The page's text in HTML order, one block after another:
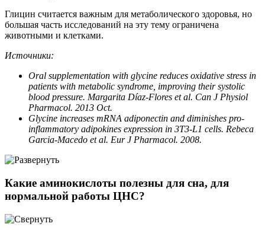
Глицин считается важным для метаболического здоровья, но
большая часть исследований на эту тему ограничена
животными и клетками.
Источники:
Oral supplementation with glycine reduces oxidative stress in
patients with metabolic syndrome, improving their systolic
blood pressure. Margarita Díaz-Flores et al. Can J Physiol
Pharmacol. 2013 Oct.
Glycine increases mRNA adiponectin and diminishes pro-
inflammatory adipokines expression in 3T3-L1 cells. Rebeca
Garcia-Macedo et al. Eur J Pharmacol. 2008.
Какие аминокислоты полезны для сна, для
нормальной работы ЦНС?